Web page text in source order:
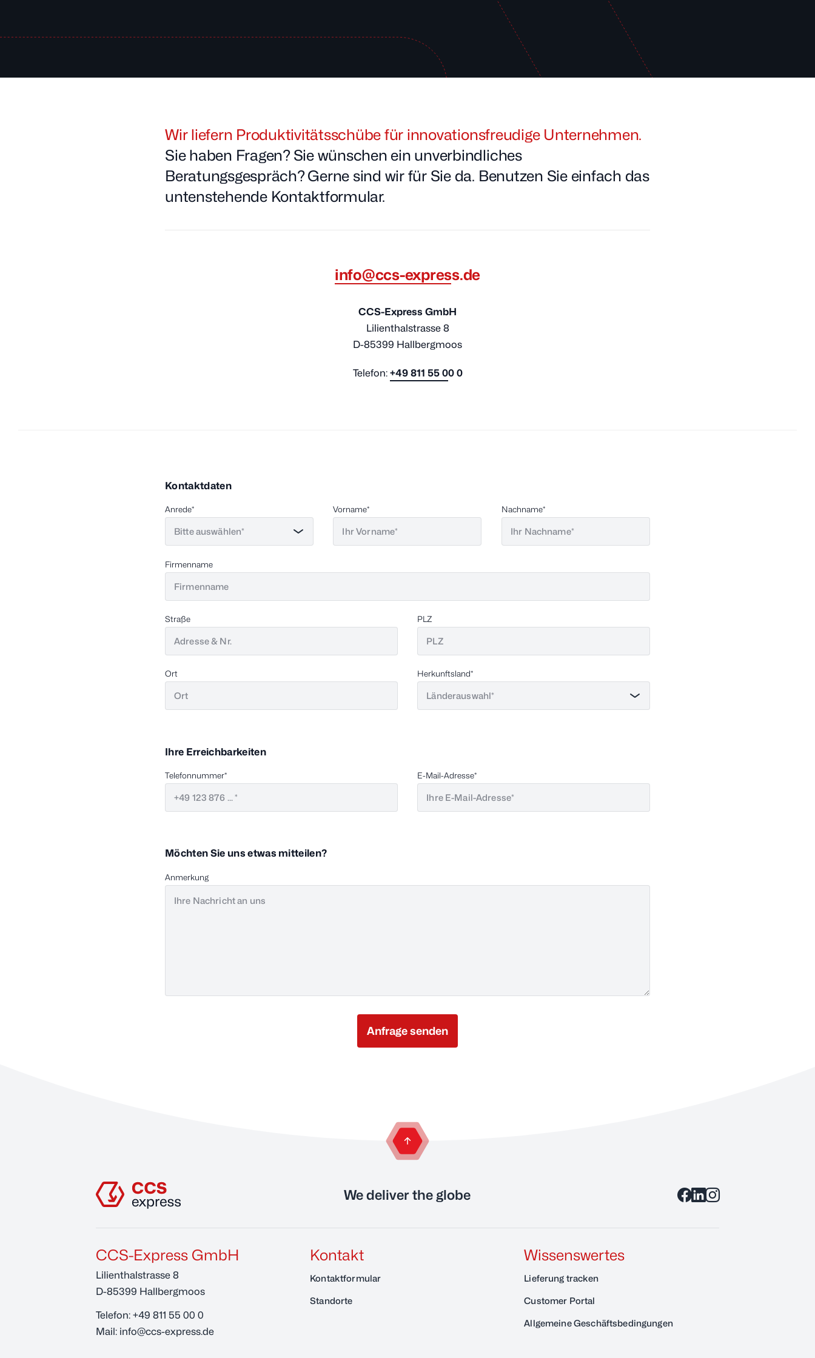
Wir liefern Produktivitätsschübe für innovationsfreudige Unternehmen.
Sie haben Fragen? Sie wünschen ein unverbindliches
Beratungsgespräch? Gerne sind wir für Sie da. Benutzen Sie einfach das
untenstehende Kontaktformular.
info@ccs-express.de
CCS-Express GmbH
Lilienthalstrasse 8
D-85399 Hallbergmoos
Telefon: +49 811 55 00 0
Kontaktdaten
Anrede Vorname Nachname
Firmenname
Straße PLZ
Ort Herkunftsland
Ihre Erreichbarkeiten
Telefonnummer E-Mail-Adresse
Möchten Sie uns etwas mitteilen?
Anmerkung
zurück zum Anfang der Seite
We deliver the globe
CCS-Express GmbH
Lilienthalstrasse 8
D-85399 Hallbergmoos
Telefon: +49 811 55 00 0
Mail: info@ccs-express.de
Kontakt
Kontaktformular
Standorte
Wissenswertes
Lieferung tracken
Customer Portal
Allgemeine Geschäftsbedingungen